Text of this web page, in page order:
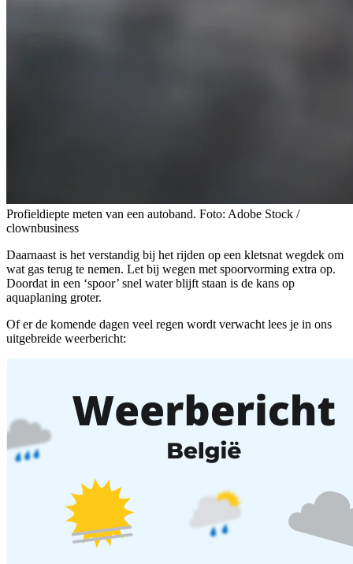
Profieldiepte meten van een autoband. Foto: Adobe Stock /
clownbusiness
Daarnaast is het verstandig bij het rijden op een kletsnat wegdek om
wat gas terug te nemen. Let bij wegen met spoorvorming extra op.
Doordat in een ‘spoor’ snel water blijft staan is de kans op
aquaplaning groter.
Of er de komende dagen veel regen wordt verwacht lees je in ons
uitgebreide weerbericht: